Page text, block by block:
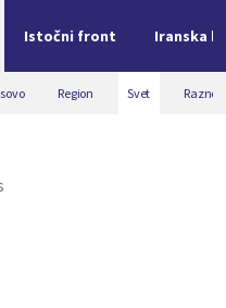
Istočni front Iranska
Region Svet Razno